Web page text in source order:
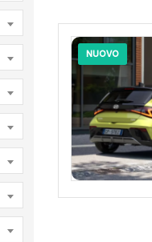
NUOVO